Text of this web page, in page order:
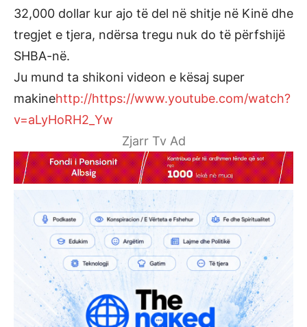
32,000 dollar kur ajo të del në shitje në Kinë dhe
tregjet e tjera, ndërsa tregu nuk do të përfshijë
SHBA-në.
Ju mund ta shikoni videon e kësaj super
makinehttp://https://www.youtube.com/watch?
v=aLyHoRH2_Yw
Zjarr Tv Ad